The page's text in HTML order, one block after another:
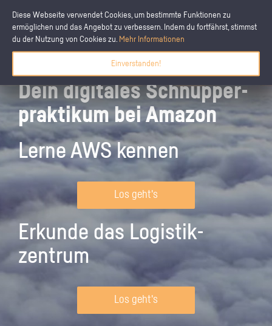
Diese Webseite verwendet Cookies, um bestimmte Funktionen zu
ermöglichen und das Angebot zu verbessern. Indem du fortfährst, stimmst
du der Nutzung von Cookies zu. Mehr Informationen
Einverstanden!
Dein digitales Schnupper­
praktikum bei Amazon
Lerne AWS kennen
Los geht's
Erkunde das Logistik­
zentrum
Los geht's